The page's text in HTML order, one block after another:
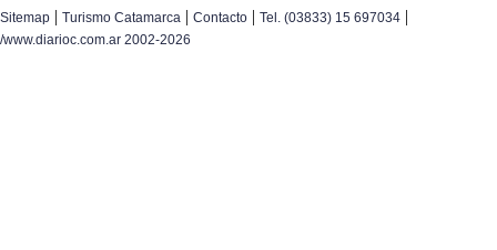
Sitemap | Turismo Catamarca | Contacto | Tel. (03833) 15 697034 |
/www.diarioc.com.ar 2002-2026